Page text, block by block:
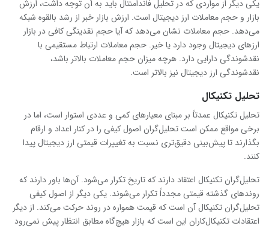
یکی دیگر از مواردی که در تحلیل فاندامنتال باید به آن توجه داشت، ارزش
بازار و حجم معاملات ارز دیجیتال است. ارزش بازار خبر از رشد بالقوه شبکه
می‌دهد. حجم معاملات نشان‌ می‌دهد که آیا حجم نقدینگی کافی در بازار
ارزهای دیجیتال وجود دارد یا خیر. حجم معاملات ارتباط مستقیمی با
نقدشوندگی دارایی دارد. هرچه میزان حجم معاملات بالاتر باشد،
نقدشوندگی ارز دیجیتال نیز بالاتر است.
تحلیل تکنیکال
تحلیل تکنیکال عمدتاً بر مبنای معیارهای کمی و عددی استوار است، اما در
برخی مواقع ممکن است تحلیل‌گران اصول کیفی را در کنار اعداد و ارقام
بگذارند تا پیش‌بینی دقیق‌تری نسبت به تغییرات قیمتی ارز دیجیتال پیدا
کنند.
تحلیل‌گران تکنیکال اعتقاد دارند که تاریخ تکرار می‌شود. آن‌ها باور دارند که
روندهای گذشته قیمتی مجدداً تکرار می‌شوند. یکی دیگر از اصول کیفی
تحلیل‌گران تکنیکال آن است که قیمت‌ همواره در روند حرکت می‌کند. از دیگر
اعتقادات تکنیکال‌کاران این است که بازار هیچ‌گاه مطابق انتظار پیش نمی‌رود